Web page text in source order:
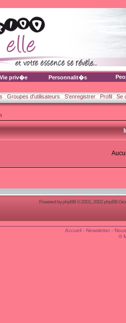
Vie priv�e Personnalit�s
Groupes d'utilisateurs S'enregistrer Profil Se
Powered byphpBB© 2001, 2002 phpBB
Accueil- Newsletter-
©